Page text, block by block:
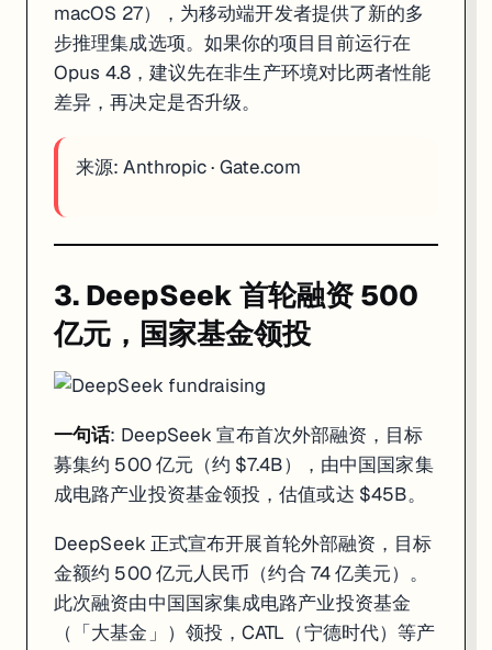
macOS 27），为移动端开发者提供了新的多
步推理集成选项。如果你的项目目前运行在
Opus 4.8，建议先在非生产环境对比两者性能
差异，再决定是否升级。
来源:Anthropic· Gate.com
3. DeepSeek 首轮融资 500
亿元，国家基金领投
一句话: DeepSeek 宣布首次外部融资，目标
募集约 500 亿元（约 $7.4B），由中国国家集
成电路产业投资基金领投，估值或达 $45B。
DeepSeek 正式宣布开展首轮外部融资，目标
金额约 500 亿元人民币（约合 74 亿美元）。
此次融资由中国国家集成电路产业投资基金
（「大基金」）领投，CATL（宁德时代）等产